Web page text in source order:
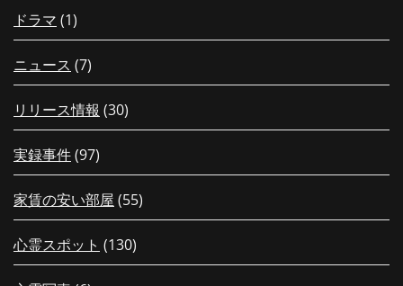
ドラマ (1)
ニュース (7)
リリース情報 (30)
実録事件(97)
家賃の安い部屋 (55)
心霊スポット (130)